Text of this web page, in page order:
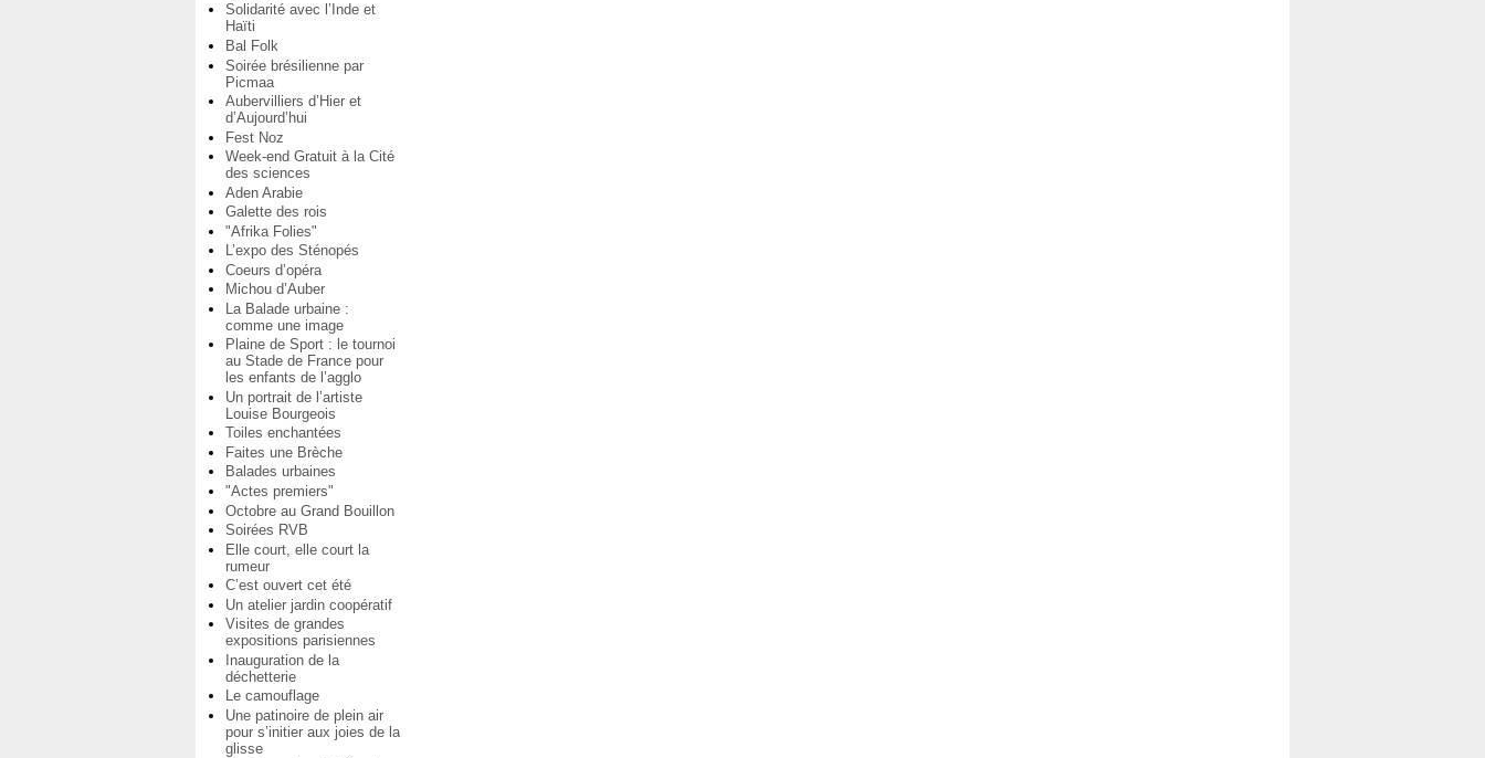
Solidarité avec l’Inde et
Haïti
Bal Folk
Soirée brésilienne par
Picmaa
Aubervilliers d’Hier et
d’Aujourd’hui
Fest Noz
Week-end Gratuit à la Cité
des sciences
Aden Arabie
Galette des rois
"Afrika Folies"
L’expo des Sténopés
Coeurs d’opéra
Michou d’Auber
La Balade urbaine :
comme une image
Plaine de Sport : le tournoi
au Stade de France pour
les enfants de l’agglo
Un portrait de l’artiste
Louise Bourgeois
Toiles enchantées
Faites une Brèche
Balades urbaines
"Actes premiers"
Octobre au Grand Bouillon
Soirées RVB
Elle court, elle court la
rumeur
C’est ouvert cet été
Un atelier jardin coopératif
Visites de grandes
expositions parisiennes
Inauguration de la
déchetterie
Le camouflage
Une patinoire de plein air
pour s’initier aux joies de la
glisse